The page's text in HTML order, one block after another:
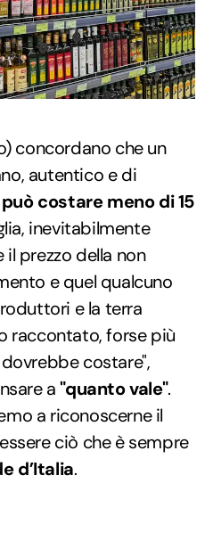
concordano che un
autentico e di
costare meno di 15
inevitabilmente
prezzo della non
e quel qualcuno
e la terra
raccontato, forse più
costare",
a"quanto vale".
a riconoscerne il
ciò che è sempre
d’Italia.